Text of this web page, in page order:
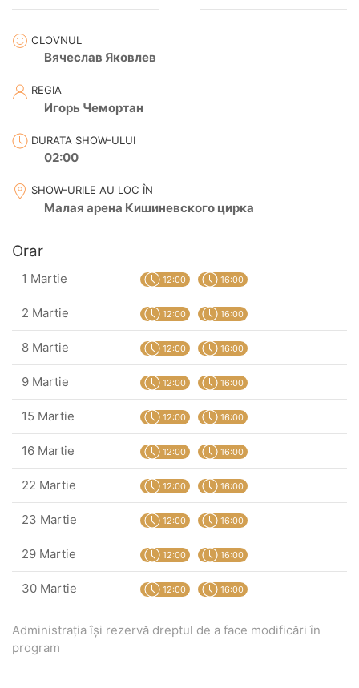
CLOVNUL
Вячеслав Яковлев
REGIA
Игорь Чемортан
DURATA SHOW-ULUI
02:00
SHOW-URILE AU LOC ÎN
Малая арена Кишиневского цирка
Orar
1 Martie 12:00 16:00
2 Martie 12:00 16:00
8 Martie 12:00 16:00
9 Martie 12:00 16:00
15 Martie 12:00 16:00
16 Martie 12:00 16:00
22 Martie 12:00 16:00
23 Martie 12:00 16:00
29 Martie 12:00 16:00
30 Martie 12:00 16:00
Administrația își rezervă dreptul de a face modificări în
program